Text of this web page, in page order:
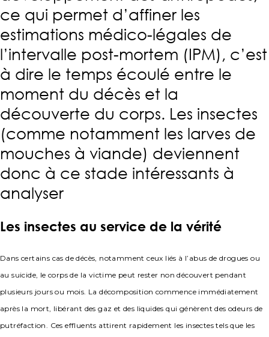
ce qui permet d’affiner les
estimations médico-légales de
l’intervalle post-mortem (IPM), c’est
à dire le temps écoulé entre le
moment du décès et la
découverte du corps. Les insectes
(comme notamment les larves de
mouches à viande) deviennent
donc à ce stade intéressants à
analyser
Les insectes au service de la vérité
Dans certains cas de décès, notamment ceux liés à l’abus de drogues ou
au suicide, le corps de la victime peut rester non découvert pendant
plusieurs jours ou mois. La décomposition commence immédiatement
après la mort, libérant des gaz et des liquides qui génèrent des odeurs de
putréfaction. Ces effluents attirent rapidement les insectes tels que les